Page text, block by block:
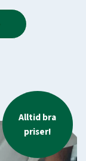
Alltid bra
priser!